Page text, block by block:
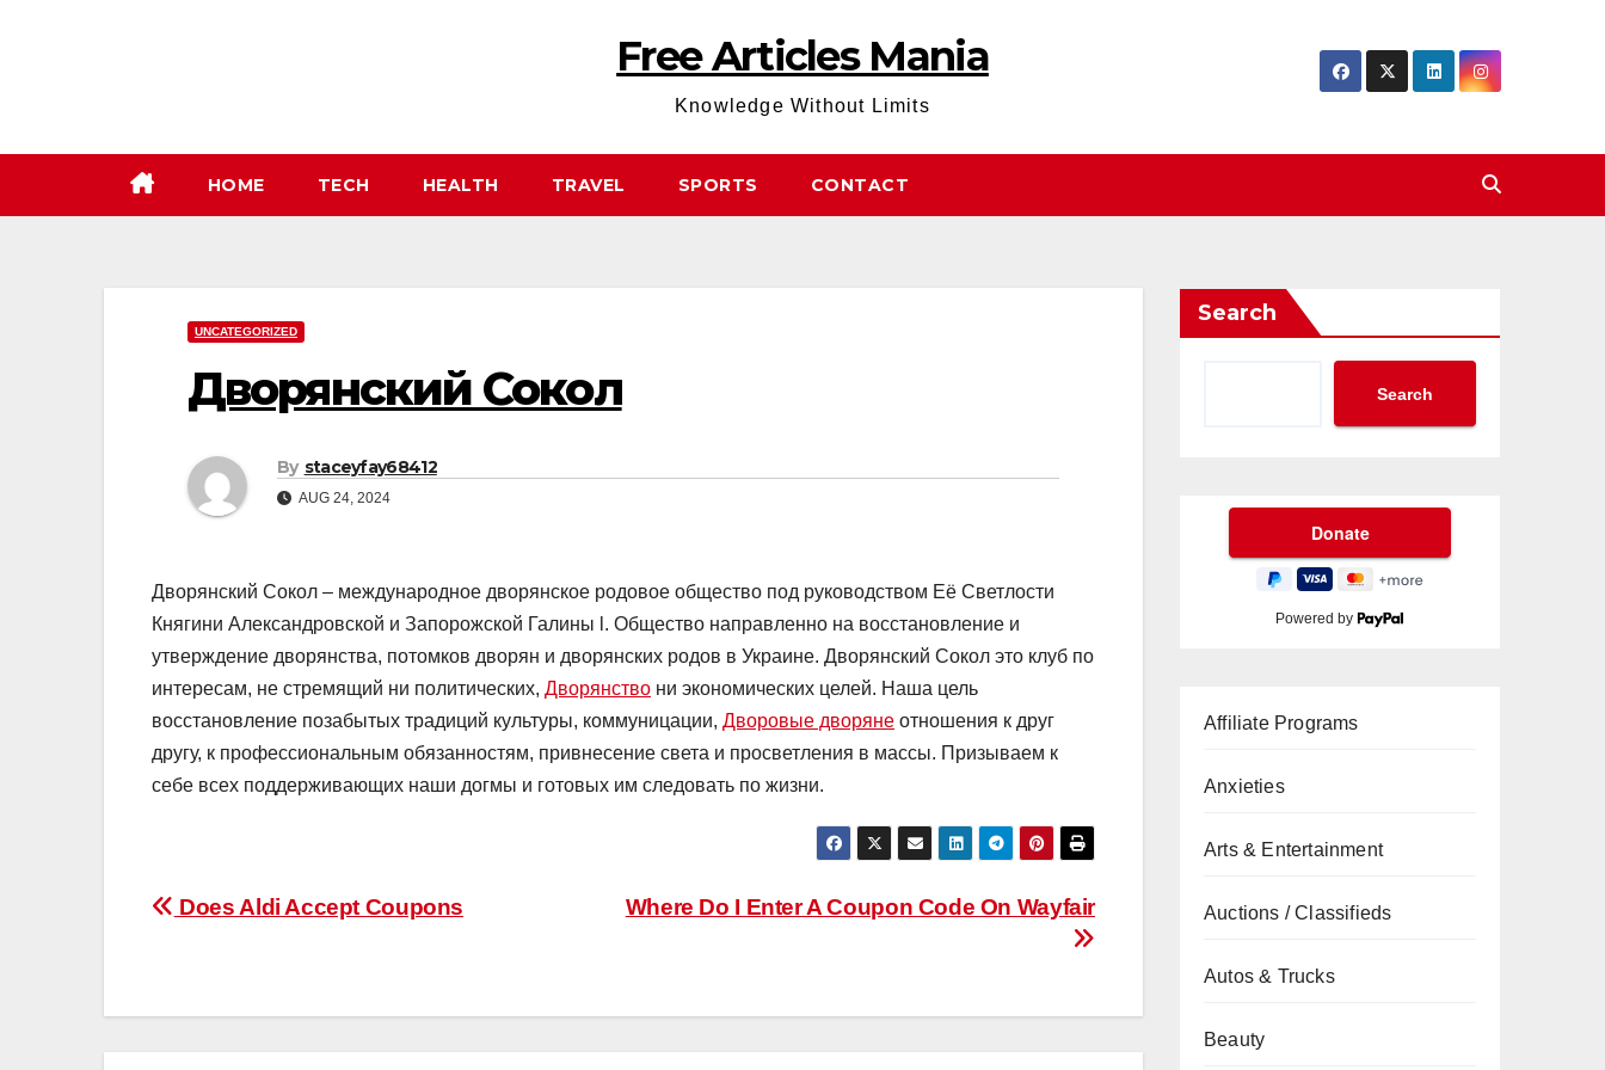
Free Articles Mania
Knowledge Without Limits
HOME TECH HEALTH TRAVEL SPORTS CONTACT
UNCATEGORIZED
Дворянский Сокол
By staceyfay68412
AUG 24, 2024
Дворянский Сокол – международное дворянское родовое общество под руководством Её Светлости
Княгини Александровской и Запорожской Галины l. Общество направленно на восстановление и
утверждение дворянства, потомков дворян и дворянских родов в Украине. Дворянский Сокол это клуб по
интересам, не стремящий ни политических, Дворянство ни экономических целей. Наша цель
восстановление позабытых традиций культуры, коммуницации, Дворовые дворяне отношения к друг
другу, к профессиональным обязанностям, привнесение света и просветления в массы. Призываем к
себе всех поддерживающих наши догмы и готовых им следовать по жизни.
Post
Where Do I Enter A Coupon Code On Wayfair
Does Aldi Accept Coupons
Search
Search
Powered by
Affiliate Programs
Anxieties
Arts & Entertainment
Auctions / Classifieds
Autos & Trucks
Beauty